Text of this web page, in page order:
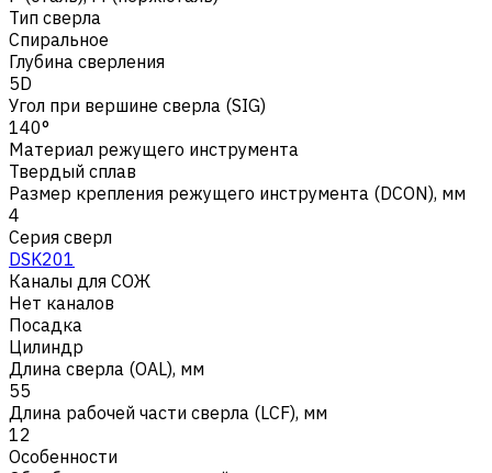
Тип сверла
Спиральное
Глубина сверления
5D
Угол при вершине сверла (SIG)
140°
Материал режущего инструмента
Твердый сплав
Размер крепления режущего инструмента (DCON), мм
4
Серия сверл
DSK201
Каналы для СОЖ
Нет каналов
Посадка
Цилиндр
Длина сверла (OAL), мм
55
Длина рабочей части сверла (LCF), мм
12
Особенности